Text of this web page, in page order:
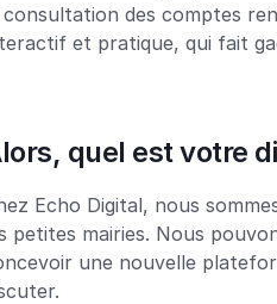
consultation des comptes
et pratique, qui fait
quel est votre
Echo Digital, nous
petites mairies. Nous
une nouvelle